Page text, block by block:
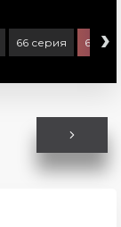
66 серия 67 ›